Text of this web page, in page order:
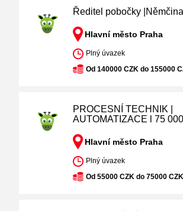
Ředitel pobočky |Němčina|
Hlavní město Praha
Plný úvazek
Od 140000 CZK do 155000
PROCESNÍ TECHNIK |
AUTOMATIZACE l 75
Hlavní město Praha
Plný úvazek
Od 55000 CZK do 75000 CZK